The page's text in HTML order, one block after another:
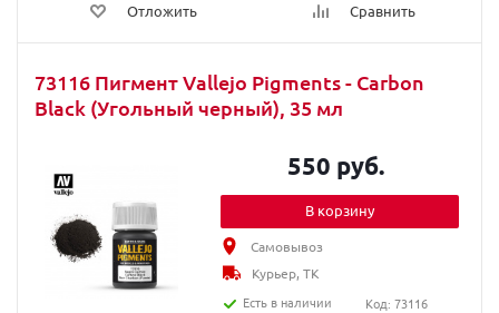
Отложить Сравнить
73116 Пигмент Vallejo Pigments - Carbon
Black (Угольный черный), 35 мл
550 руб.
В корзину
Самовывоз
Курьер, ТК
Есть в наличии
Код: 73116